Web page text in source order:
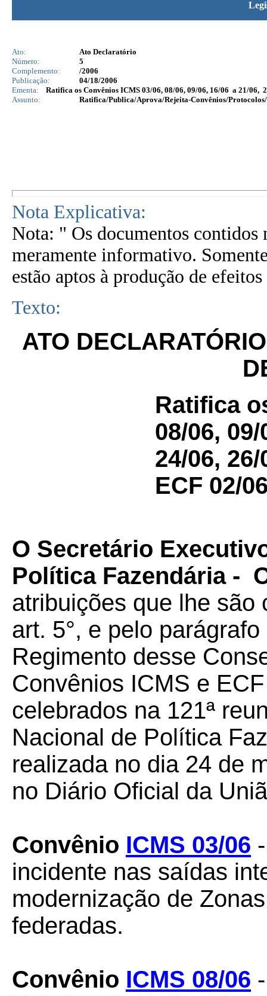
Ato:
Ato Declaratório
Número:
5
Complemento:
/2006
Publicação:
04/18/2006
Ementa:
Ratifica os Convênios ICMS 03/06, 08/06, 09/06, 16/06 a 21/06,
Assunto:
Ratifica/Publica/Aprova/Rejeita-Convênios/
Nota Explicativa:
Nota: " Os documentos contidos
meramente informativo.
estão aptos à produção de
Texto:
ATO
Ratifica
08/06,
24/06,
ECF 02/
O Secretário
Política Fazendária -
atribuições que lhe são
art. 5°, e pelo
Regimento desse
Convênios ICMS e
celebrados na 121ª
Nacional de Política
realizada no dia 24 de
no Diário Oficial da
Convênio ICMS 03/06
incidente nas saídas
modernização de
federadas.
Convênio ICMS 08/06